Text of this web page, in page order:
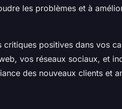
les problèmes et à
critiques positives dans vos
vos réseaux sociaux, et
des nouveaux clients et